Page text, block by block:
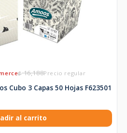
₡16,188
Cubo 3 Capas 50 Hojas F623501
al carrito